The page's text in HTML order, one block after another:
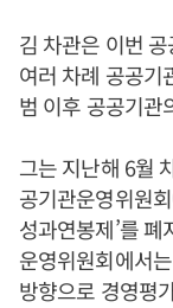
김 차관은 이번
여러 차례 공공기
범 이후 공공기관
그는 지난해 6월
공기관운영위원
성과연봉제’를
운영위원회에서
방향으로 경영평